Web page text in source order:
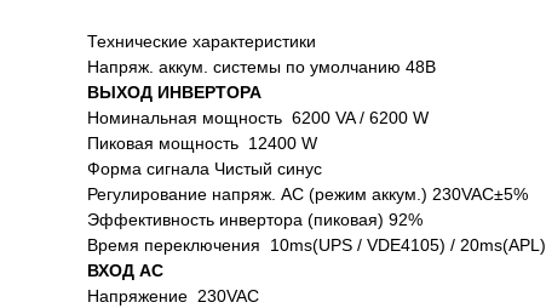
Технические характеристики
Напряж. аккум. системы по умолчанию 48В
ВЫХОД ИНВЕРТОРА
Номинальная мощность 6200 VA / 6200 W
Пиковая мощность 12400 W
Форма сигнала Чистый синус
Регулирование напряж. AC (режим аккум.) 230VAC±5%
Эффективность инвертора (пиковая) 92%
Время переключения 10ms(UPS / VDE4105) / 20ms(APL)
ВХОД AC
Напряжение 230VAC